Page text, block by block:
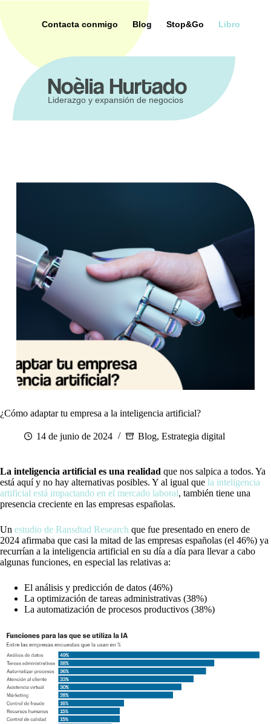
contenido
Contacta conmigo Blog Stop&Go Libro
Noèlia Hurtado
Liderazgo y expansión de negocios
¿Cómo adaptar tu empresa a la inteligencia artificial?
14 de junio de 2024 Blog, Estrategia digital
La inteligencia artificial es una realidad que nos salpica a todos. Ya
está aquí y no hay alternativas posibles. Y al igual que la inteligencia
artificial está impactando en el mercado laboral, también tiene una
presencia creciente en las empresas españolas.
Un estudio de Ransdtad Research que fue presentado en enero de
2024 afirmaba que casi la mitad de las empresas españolas (el 46%) ya
recurrían a la inteligencia artificial en su día a día para llevar a cabo
algunas funciones, en especial las relativas a:
El análisis y predicción de datos (46%)
La optimización de tareas administrativas (38%)
La automatización de procesos productivos (38%)